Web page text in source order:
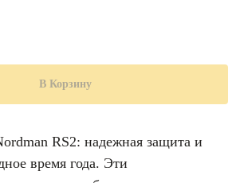
В Корзину
RS2: надежная защита и
время года. Эти